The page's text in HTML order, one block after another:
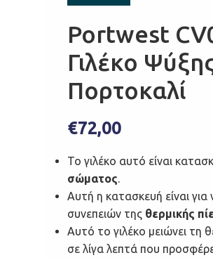
Portwest
Γιλέκο
Πορτοκαλί
€72,00
Το γιλέκο αυτό είναι
σώματος.
Αυτή η κατασκευή είναι
συνεπειών της θερμικής
Αυτό το γιλέκο μειώνει τη
σε λίγα λεπτά που